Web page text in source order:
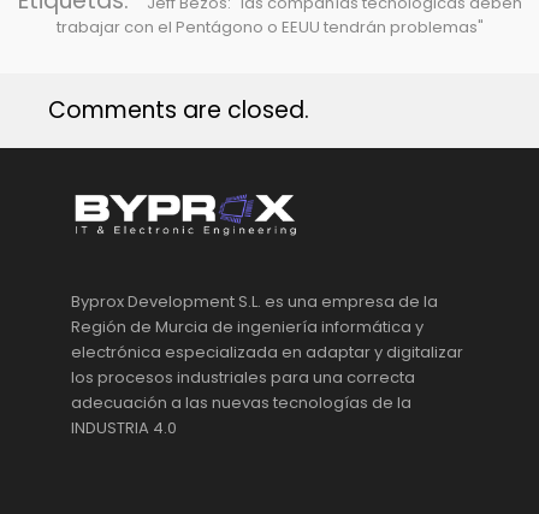
trabajar con el Pentágono o EEUU tendrán problemas"
Comments are closed.
Byprox Development S.L. es una empresa de la
Región de Murcia de ingeniería informática y
electrónica especializada en adaptar y digitalizar
los procesos industriales para una correcta
adecuación a las nuevas tecnologías de la
INDUSTRIA 4.0